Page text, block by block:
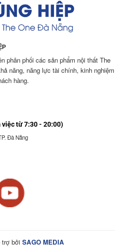
phân phối các sản phẩm nội thất The
năng, năng lực tài chính, kinh nghiệm
hàng.
việc từ 7:30 - 20:00)
Đà Nẵng
trợ bởi SAGO MEDIA